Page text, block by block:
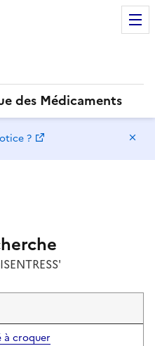
des Médicaments
?
à croquer